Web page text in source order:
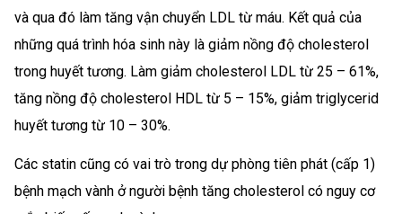
và qua đó làm tăng vận chuyển LDL từ máu. Kết quả của
những quá trình hóa sinh này là giảm nồng độ cholesterol
trong huyết tương. Làm giảm cholesterol LDL từ 25 – 61%,
tăng nồng độ cholesterol HDL từ 5 – 15%, giảm triglycerid
huyết tương từ 10 – 30%.
Các statin cũng có vai trò trong dự phòng tiên phát (cấp 1)
bệnh mạch vành ở người bệnh tăng cholesterol có nguy cơ